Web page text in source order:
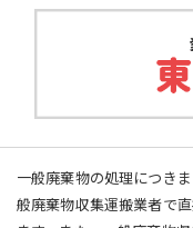
一般廃棄物の処理につき
般廃棄物収集運搬業者で